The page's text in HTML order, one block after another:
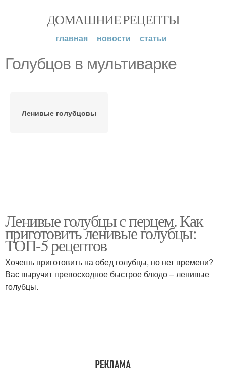
ДОМАШНИЕ РЕЦЕПТЫ
главная новости статьи
Голубцов в мультиварке
Ленивые голубцовы
Ленивые голубцы с перцем. Как
приготовить ленивые голубцы:
ТОП-5 рецептов
Хочешь приготовить на обед голубцы, но нет времени?
Вас выручит превосходное быстрое блюдо – ленивые
голубцы.